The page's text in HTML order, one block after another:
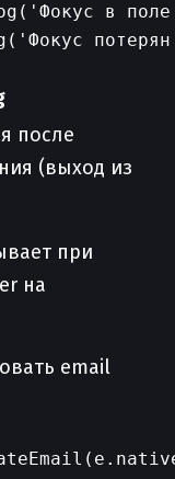
в
после
(выход из
при
на
email